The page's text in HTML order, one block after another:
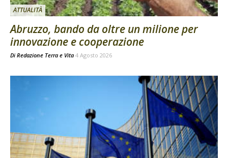
ATTUALITÀ
Abruzzo, bando da oltre un milione per
innovazione e cooperazione
Di Redazione Terra e Vita 4 Agosto 2026